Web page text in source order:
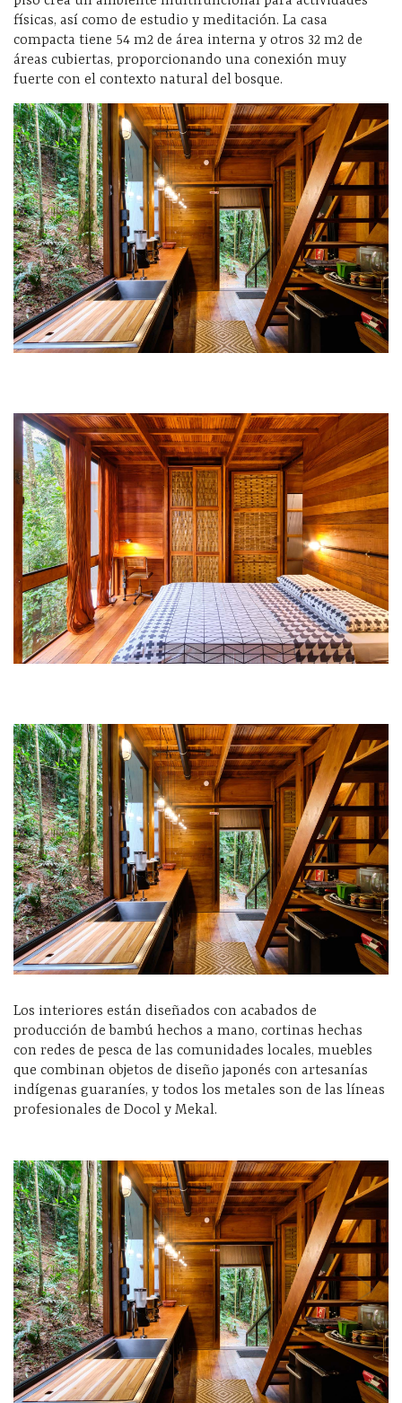
físicas, así como de estudio y meditación. La casa
compacta tiene 54 m2 de área interna y otros 32 m2 de
áreas cubiertas, proporcionando una conexión muy
fuerte con el contexto natural del bosque.
Los interiores están diseñados con acabados de
producción de bambú hechos a mano, cortinas hechas
con redes de pesca de las comunidades locales, muebles
que combinan objetos de diseño japonés con artesanías
indígenas guaraníes, y todos los metales son de las líneas
profesionales de Docol y Mekal.